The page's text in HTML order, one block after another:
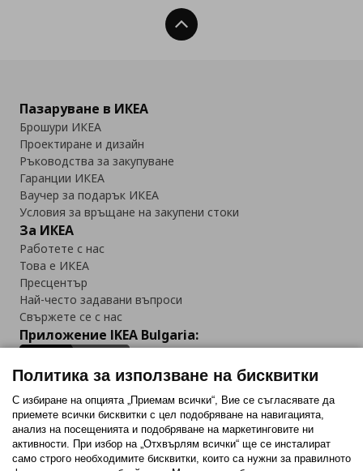
Нагоре
Пазаруване в ИКЕА
Брошури ИКЕА
Проектиране и дизайн
Ръководства за закупуване
Гаранции ИКЕА
Ваучер за подарък ИКЕА
Условия за връщане на закупени стоки
За ИКЕА
Работете с нас
Това е ИКЕА
Пресцентър
Най-често задавани въпроси
Свържете се с нас
Приложение IKEA Bulgaria:
Последвайте ни:
FacebookTwitterYoutubePinterestInstagram
Политика за използване на бисквитки
С избиране на опцията „Приемам всички“, Вие се съгласявате да
приемете всички бисквитки с цел подобряване на навигацията,
анализ на посещенията и подобряване на маркетинговите ни
активности. При избор на „Отхвърлям всички“ ще се инсталират
само строго необходимитe бисквитки, които са нужни за правилното